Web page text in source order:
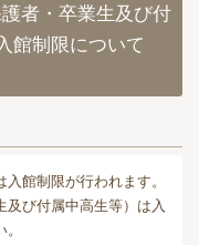
者・卒業生及び付
館制限について
館制限が行われます。
及び付属中高生等）は入